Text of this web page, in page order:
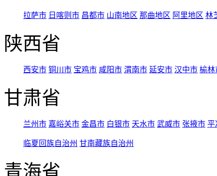
拉萨市 日喀则市 昌都市 山南地区 那曲地区 阿里地区 林
陕西省
西安市 铜川市 宝鸡市 咸阳市 渭南市 延安市 汉中市 榆林
甘肃省
兰州市 嘉峪关市 金昌市 白银市 天水市 武威市 张掖市 平
临夏回族自治州 甘南藏族自治州
青海省